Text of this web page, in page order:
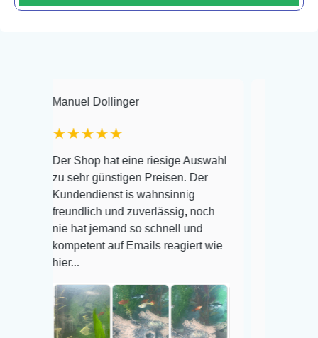
Dollinger
Shop hat eine riesige Auswahl
sehr günstigen Preisen. Der
is wahnsinnig
und zuverlässig, noch
hat jemand so schnell und
auf Emails reagiert wie
Warenanlieferung Top
Auswahl plus
befinden der Fische
Alles ist quick
super Zustand. Gerne
Veröffentlicht auf